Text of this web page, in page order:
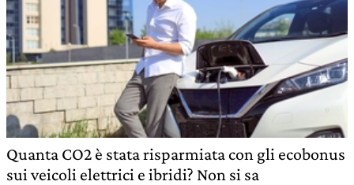
Quanta CO2 è stata risparmiata con gli ecobonus
sui veicoli elettrici e ibridi? Non si sa